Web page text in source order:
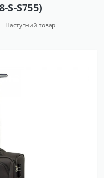
S-S755)
Наступний товар